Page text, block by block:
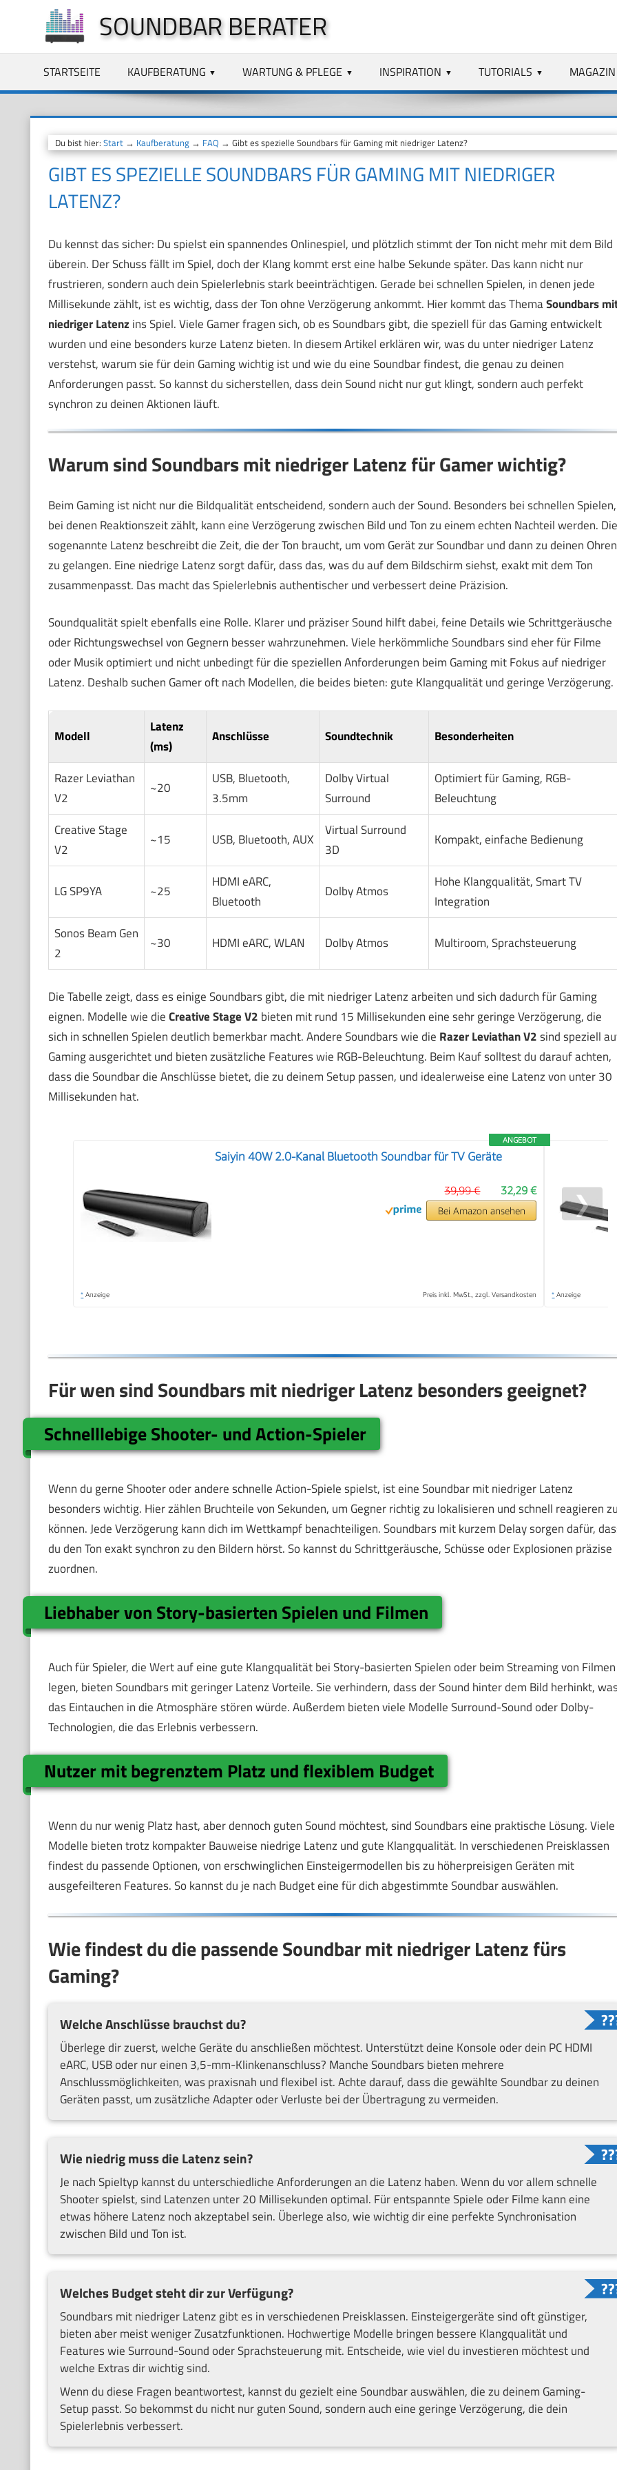
springen
SOUNDBAR BERATER
STARTSEITE KAUFBERATUNG WARTUNG & PFLEGE INSPIRATION TUTORIALS MAGAZIN
Du bist hier: Start→ Kaufberatung→ FAQ → Gibt es spezielle Soundbars für Gaming mit niedriger Latenz?
GIBT ES SPEZIELLE SOUNDBARS FÜR GAMING MIT NIEDRIGER
LATENZ?
Du kennst das sicher: Du spielst ein spannendes Onlinespiel, und plötzlich stimmt der Ton nicht mehr mit dem Bild
überein. Der Schuss fällt im Spiel, doch der Klang kommt erst eine halbe Sekunde später. Das kann nicht nur
frustrieren, sondern auch dein Spielerlebnis stark beeinträchtigen. Gerade bei schnellen Spielen, in denen jede
Millisekunde zählt, ist es wichtig, dass der Ton ohne Verzögerung ankommt. Hier kommt das ThemaSoundbars
niedriger Latenz ins Spiel. Viele Gamer fragen sich, ob es Soundbars gibt, die speziell für das Gaming entwickelt
wurden und eine besonders kurze Latenz bieten. In diesem Artikel erklären wir, was du unter niedriger Latenz
verstehst, warum sie für dein Gaming wichtig ist und wie du eine Soundbar findest, die genau zu deinen
Anforderungen passt. So kannst du sicherstellen, dass dein Sound nicht nur gut klingt, sondern auch perfekt
synchron zu deinen Aktionen läuft.
Warum sind Soundbars mit niedriger Latenz für Gamer wichtig?
Beim Gaming ist nicht nur die Bildqualität entscheidend, sondern auch der Sound. Besonders bei schnellen Spielen,
bei denen Reaktionszeit zählt, kann eine Verzögerung zwischen Bild und Ton zu einem echten Nachteil werden. Die
sogenannte Latenz beschreibt die Zeit, die der Ton braucht, um vom Gerät zur Soundbar und dann zu deinen Ohren
zu gelangen. Eine niedrige Latenz sorgt dafür, dass das, was du auf dem Bildschirm siehst, exakt mit dem Ton
zusammenpasst. Das macht das Spielerlebnis authentischer und verbessert deine Präzision.
Soundqualität spielt ebenfalls eine Rolle. Klarer und präziser Sound hilft dabei, feine Details wie Schrittgeräusche
oder Richtungswechsel von Gegnern besser wahrzunehmen. Viele herkömmliche Soundbars sind eher für Filme
oder Musik optimiert und nicht unbedingt für die speziellen Anforderungen beim Gaming mit Fokus auf niedriger
Latenz. Deshalb suchen Gamer oft nach Modellen, die beides bieten: gute Klangqualität und geringe Verzögerung.
Modell
Latenz
(ms)
Anschlüsse Soundtechnik Besonderheiten
Razer Leviathan
V2
~20
USB, Bluetooth,
3.5mm
Dolby Virtual
Surround
Optimiert für Gaming, RGB-
Beleuchtung
Creative Stage
V2
~15 USB, Bluetooth, AUX
Virtual Surround
3D
Kompakt, einfache Bedienung
LG SP9YA ~25
HDMI eARC,
Bluetooth
Dolby Atmos
Hohe Klangqualität, Smart TV
Integration
Sonos Beam Gen
2
~30 HDMI eARC, WLAN Dolby Atmos Multiroom, Sprachsteuerung
Die Tabelle zeigt, dass es einige Soundbars gibt, die mit niedriger Latenz arbeiten und sich dadurch für Gaming
eignen. Modelle wie dieCreative Stage V2 bieten mit rund 15 Millisekunden eine sehr geringe Verzögerung, die
sich in schnellen Spielen deutlich bemerkbar macht. Andere Soundbars wie die Razer Leviathan V2sind speziell
Gaming ausgerichtet und bieten zusätzliche Features wie RGB-Beleuchtung. Beim Kauf solltest du darauf achten,
dass die Soundbar die Anschlüsse bietet, die zu deinem Setup passen, und idealerweise eine Latenz von unter 30
Millisekunden hat.
ANGEBOT
Saiyin 40W 2.0-Kanal Bluetooth Soundbar für TV Geräte
32,29 €
39,99 €
Bei Amazon ansehen
* Anzeige Preis inkl. MwSt., zzgl. Versandkosten * Anzeige
❯
Für wen sind Soundbars mit niedriger Latenz besonders geeignet?
Schnelllebige Shooter- und Action-Spieler
Wenn du gerne Shooter oder andere schnelle Action-Spiele spielst, ist eine Soundbar mit niedriger Latenz
besonders wichtig. Hier zählen Bruchteile von Sekunden, um Gegner richtig zu lokalisieren und schnell reagieren
können. Jede Verzögerung kann dich im Wettkampf benachteiligen. Soundbars mit kurzem Delay sorgen dafür,
du den Ton exakt synchron zu den Bildern hörst. So kannst du Schrittgeräusche, Schüsse oder Explosionen präzise
zuordnen.
Liebhaber von Story-basierten Spielen und Filmen
Auch für Spieler, die Wert auf eine gute Klangqualität bei Story-basierten Spielen oder beim Streaming von Filmen
legen, bieten Soundbars mit geringer Latenz Vorteile. Sie verhindern, dass der Sound hinter dem Bild herhinkt,
das Eintauchen in die Atmosphäre stören würde. Außerdem bieten viele Modelle Surround-Sound oder Dolby-
Technologien, die das Erlebnis verbessern.
Nutzer mit begrenztem Platz und flexiblem Budget
Wenn du nur wenig Platz hast, aber dennoch guten Sound möchtest, sind Soundbars eine praktische Lösung. Viele
Modelle bieten trotz kompakter Bauweise niedrige Latenz und gute Klangqualität. In verschiedenen Preisklassen
findest du passende Optionen, von erschwinglichen Einsteigermodellen bis zu höherpreisigen Geräten mit
ausgefeilteren Features. So kannst du je nach Budget eine für dich abgestimmte Soundbar auswählen.
Wie findest du die passende Soundbar mit niedriger Latenz fürs
Gaming?
Welche Anschlüsse brauchst du?
Überlege dir zuerst, welche Geräte du anschließen möchtest. Unterstützt deine Konsole oder dein PC HDMI
eARC, USB oder nur einen 3,5-mm-Klinkenanschluss? Manche Soundbars bieten mehrere
Anschlussmöglichkeiten, was praxisnah und flexibel ist. Achte darauf, dass die gewählte Soundbar zu deinen
Geräten passt, um zusätzliche Adapter oder Verluste bei der Übertragung zu vermeiden.
Wie niedrig muss die Latenz sein?
Je nach Spieltyp kannst du unterschiedliche Anforderungen an die Latenz haben. Wenn du vor allem schnelle
Shooter spielst, sind Latenzen unter 20 Millisekunden optimal. Für entspannte Spiele oder Filme kann eine
etwas höhere Latenz noch akzeptabel sein. Überlege also, wie wichtig dir eine perfekte Synchronisation
zwischen Bild und Ton ist.
Welches Budget steht dir zur Verfügung?
Soundbars mit niedriger Latenz gibt es in verschiedenen Preisklassen. Einsteigergeräte sind oft günstiger,
bieten aber meist weniger Zusatzfunktionen. Hochwertige Modelle bringen bessere Klangqualität und
Features wie Surround-Sound oder Sprachsteuerung mit. Entscheide, wie viel du investieren möchtest und
welche Extras dir wichtig sind.
Wenn du diese Fragen beantwortest, kannst du gezielt eine Soundbar auswählen, die zu deinem Gaming-
Setup passt. So bekommst du nicht nur guten Sound, sondern auch eine geringe Verzögerung, die dein
Spielerlebnis verbessert.